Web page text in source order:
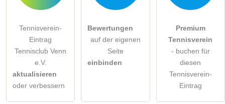
Tennisverein-
Eintrag
Tennisclub Venn
e.V.
aktualisieren
oder verbessern
Bewertungen
auf der eigenen
Seite
einbinden
Premium
Tennisverein
- buchen für
diesen
Tennisverein-
Eintrag